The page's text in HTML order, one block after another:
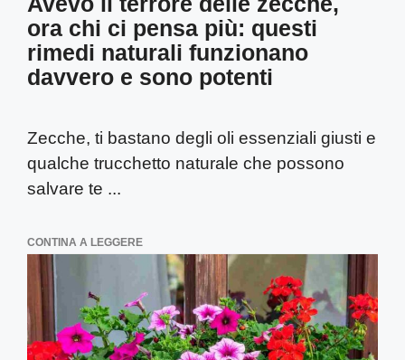
ora chi ci pensa più: questi
rimedi naturali funzionano
davvero e sono potenti
Zecche, ti bastano degli oli essenziali giusti e
qualche trucchetto naturale che possono
salvare te ...
CONTINA A LEGGERE